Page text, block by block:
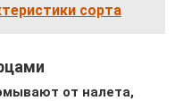
сорта
от налета,